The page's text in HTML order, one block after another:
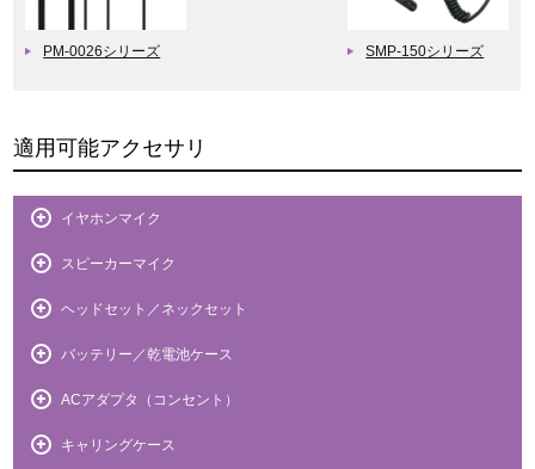
PM-0026シリーズ SMP-150シリーズ
適用可能アクセサリ
イヤホンマイク
スピーカーマイク
ヘッドセット／ネックセット
バッテリー／乾電池ケース
ACアダプタ（コンセント）
キャリングケース